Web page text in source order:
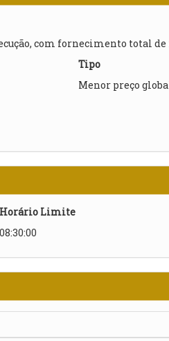
com fornecimento total
Tipo
Menor preço
Horário Limite
08:30:00